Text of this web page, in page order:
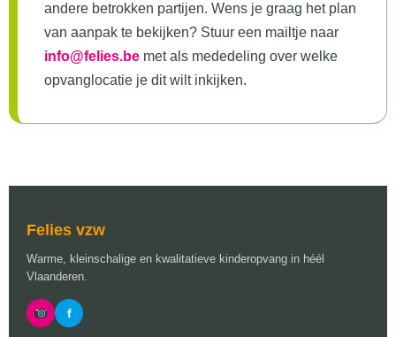
andere betrokken partijen. Wens je graag het plan
van aanpak te bekijken? Stuur een mailtje naar
info@felies.be met als mededeling over welke
opvanglocatie je dit wilt inkijken.
Felies vzw
Warme, kleinschalige en kwalitatieve kinderopvang in héél
Vlaanderen.
f